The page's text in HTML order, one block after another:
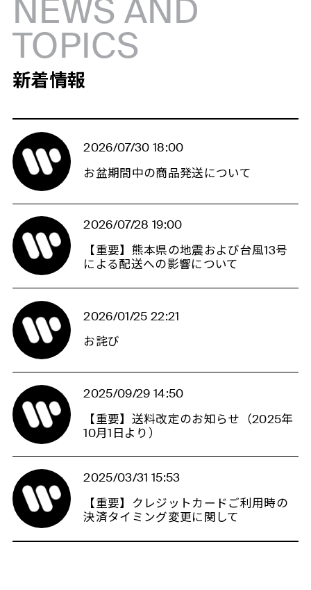
NEWS AND
TOPICS
新着情報
2026/07/30 18:00
お盆期間中の商品発送について
2026/07/28 19:00
【重要】熊本県の地震および台風13号
による配送への影響について
2026/01/25 22:21
お詫び
2025/09/29 14:50
【重要】送料改定のお知らせ（2025年
10月1日より）
2025/03/31 15:53
【重要】クレジットカードご利用時の
決済タイミング変更に関して